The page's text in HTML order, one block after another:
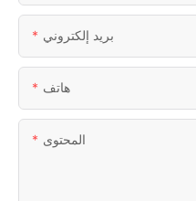
بريد إلكتروني
هاتف
المحتوى